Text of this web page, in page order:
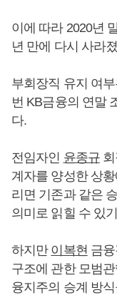
이에 따라 2020년
년 만에 다시 사라
부회장직 유지 여
번 KB금융의 연말
다.
전임자인 윤종규회
계자를 양성한 상
리면 기존과 같은
의미로 읽힐 수 있
하지만 이복현 금
구조에 관한 모범
융지주의 승계 방